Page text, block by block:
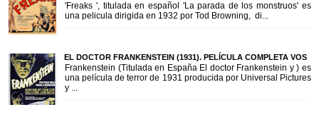
'Freaks ', titulada en español 'La parada de los monstruos' es
una pelicula dirigida en 1932 por Tod Browning, di...
EL DOCTOR FRANKENSTEIN (1931). PELÍCULA COMPLETA VOS
Frankenstein (Titulada en España El doctor Frankenstein y ) es
una película de terror de 1931 producida por Universal Pictures
y ...